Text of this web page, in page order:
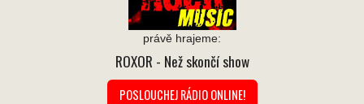
právě hrajeme:
ROXOR - Než skončí show
POSLOUCHEJ RÁDIO ONLINE!